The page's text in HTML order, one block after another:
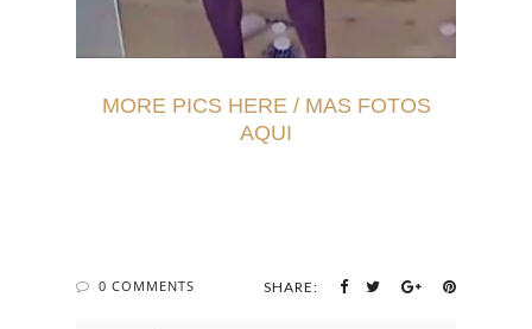
MORE PICS HERE / MAS FOTOS
AQUI
0 COMMENTS SHARE: